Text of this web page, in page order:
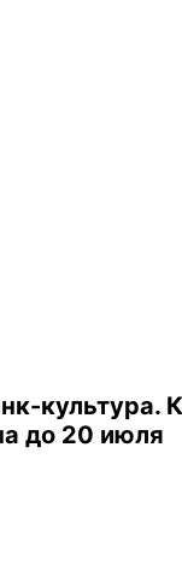
культура.
до 20 июля